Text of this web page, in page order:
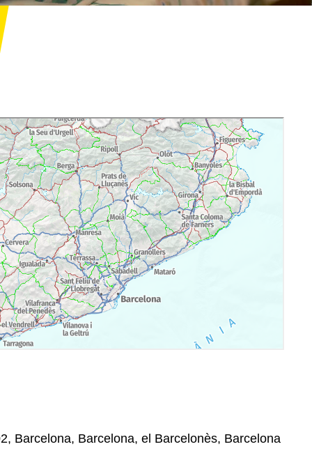
Barcelona, Barcelona, el Barcelonès, Barcelona